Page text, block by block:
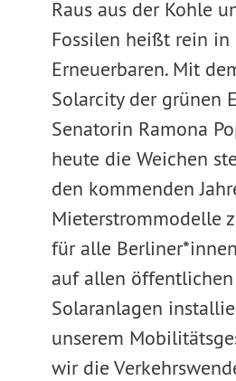
Raus aus der Kohle
Fossilen heißt rein in
Erneuerbaren. Mit
Solarcity der grünen
Senatorin Ramona
heute die Weichen
den kommenden
Mieterstrommodelle
für alle
auf allen öffentlichen
Solaranlagen
unserem
wir die